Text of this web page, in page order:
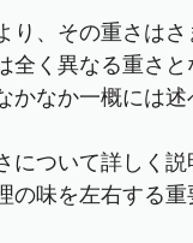
り、その重さは
全く異なる重さ
なか一概には述
について詳しく
の味を左右する